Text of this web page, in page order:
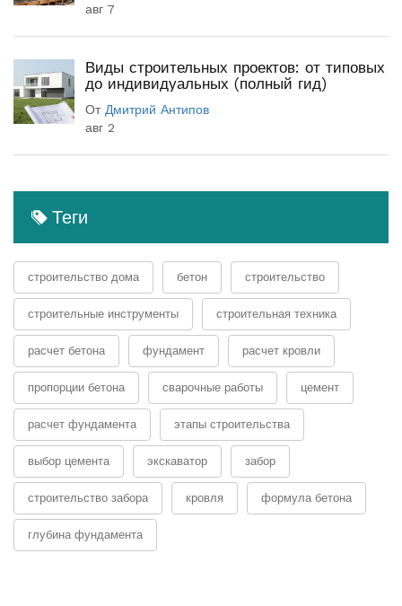
авг 7
Виды строительных проектов: от типовых
до индивидуальных (полный гид)
От Дмитрий Антипов
авг 2
Теги
строительство дома бетон строительство
строительные инструменты строительная техника
расчет бетона фундамент расчет кровли
пропорции бетона сварочные работы цемент
расчет фундамента этапы строительства
выбор цемента экскаватор забор
строительство забора кровля формула бетона
глубина фундамента